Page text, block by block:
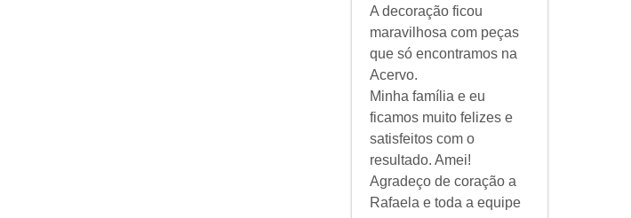
A decoração ficou
maravilhosa com peças
que só encontramos na
Acervo.
Minha família e eu
ficamos muito felizes e
satisfeitos com o
resultado. Amei!
Agradeço de coração a
Rafaela e toda a equipe